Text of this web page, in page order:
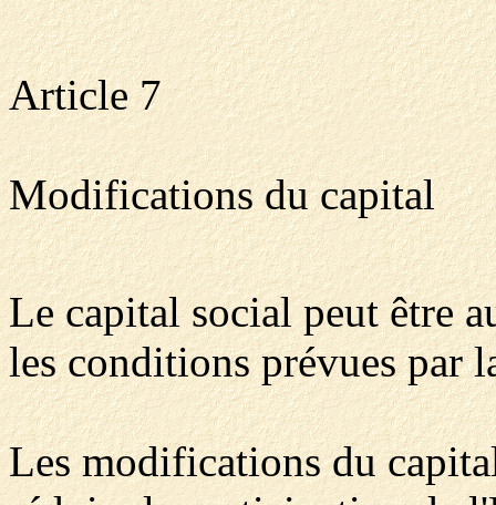
Article 7
Modifications du capital
Le capital social peut être
les conditions prévues par
Les modifications du